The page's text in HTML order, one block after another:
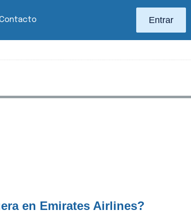
Entrar
en Emirates Airlines?